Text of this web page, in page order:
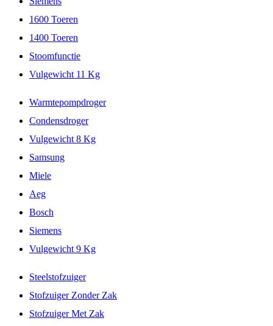
1600 Toeren
1400 Toeren
Stoomfunctie
Vulgewicht 11 Kg
Warmtepompdroger
Condensdroger
Vulgewicht 8 Kg
Samsung
Miele
Aeg
Bosch
Siemens
Vulgewicht 9 Kg
Steelstofzuiger
Stofzuiger Zonder Zak
Stofzuiger Met Zak